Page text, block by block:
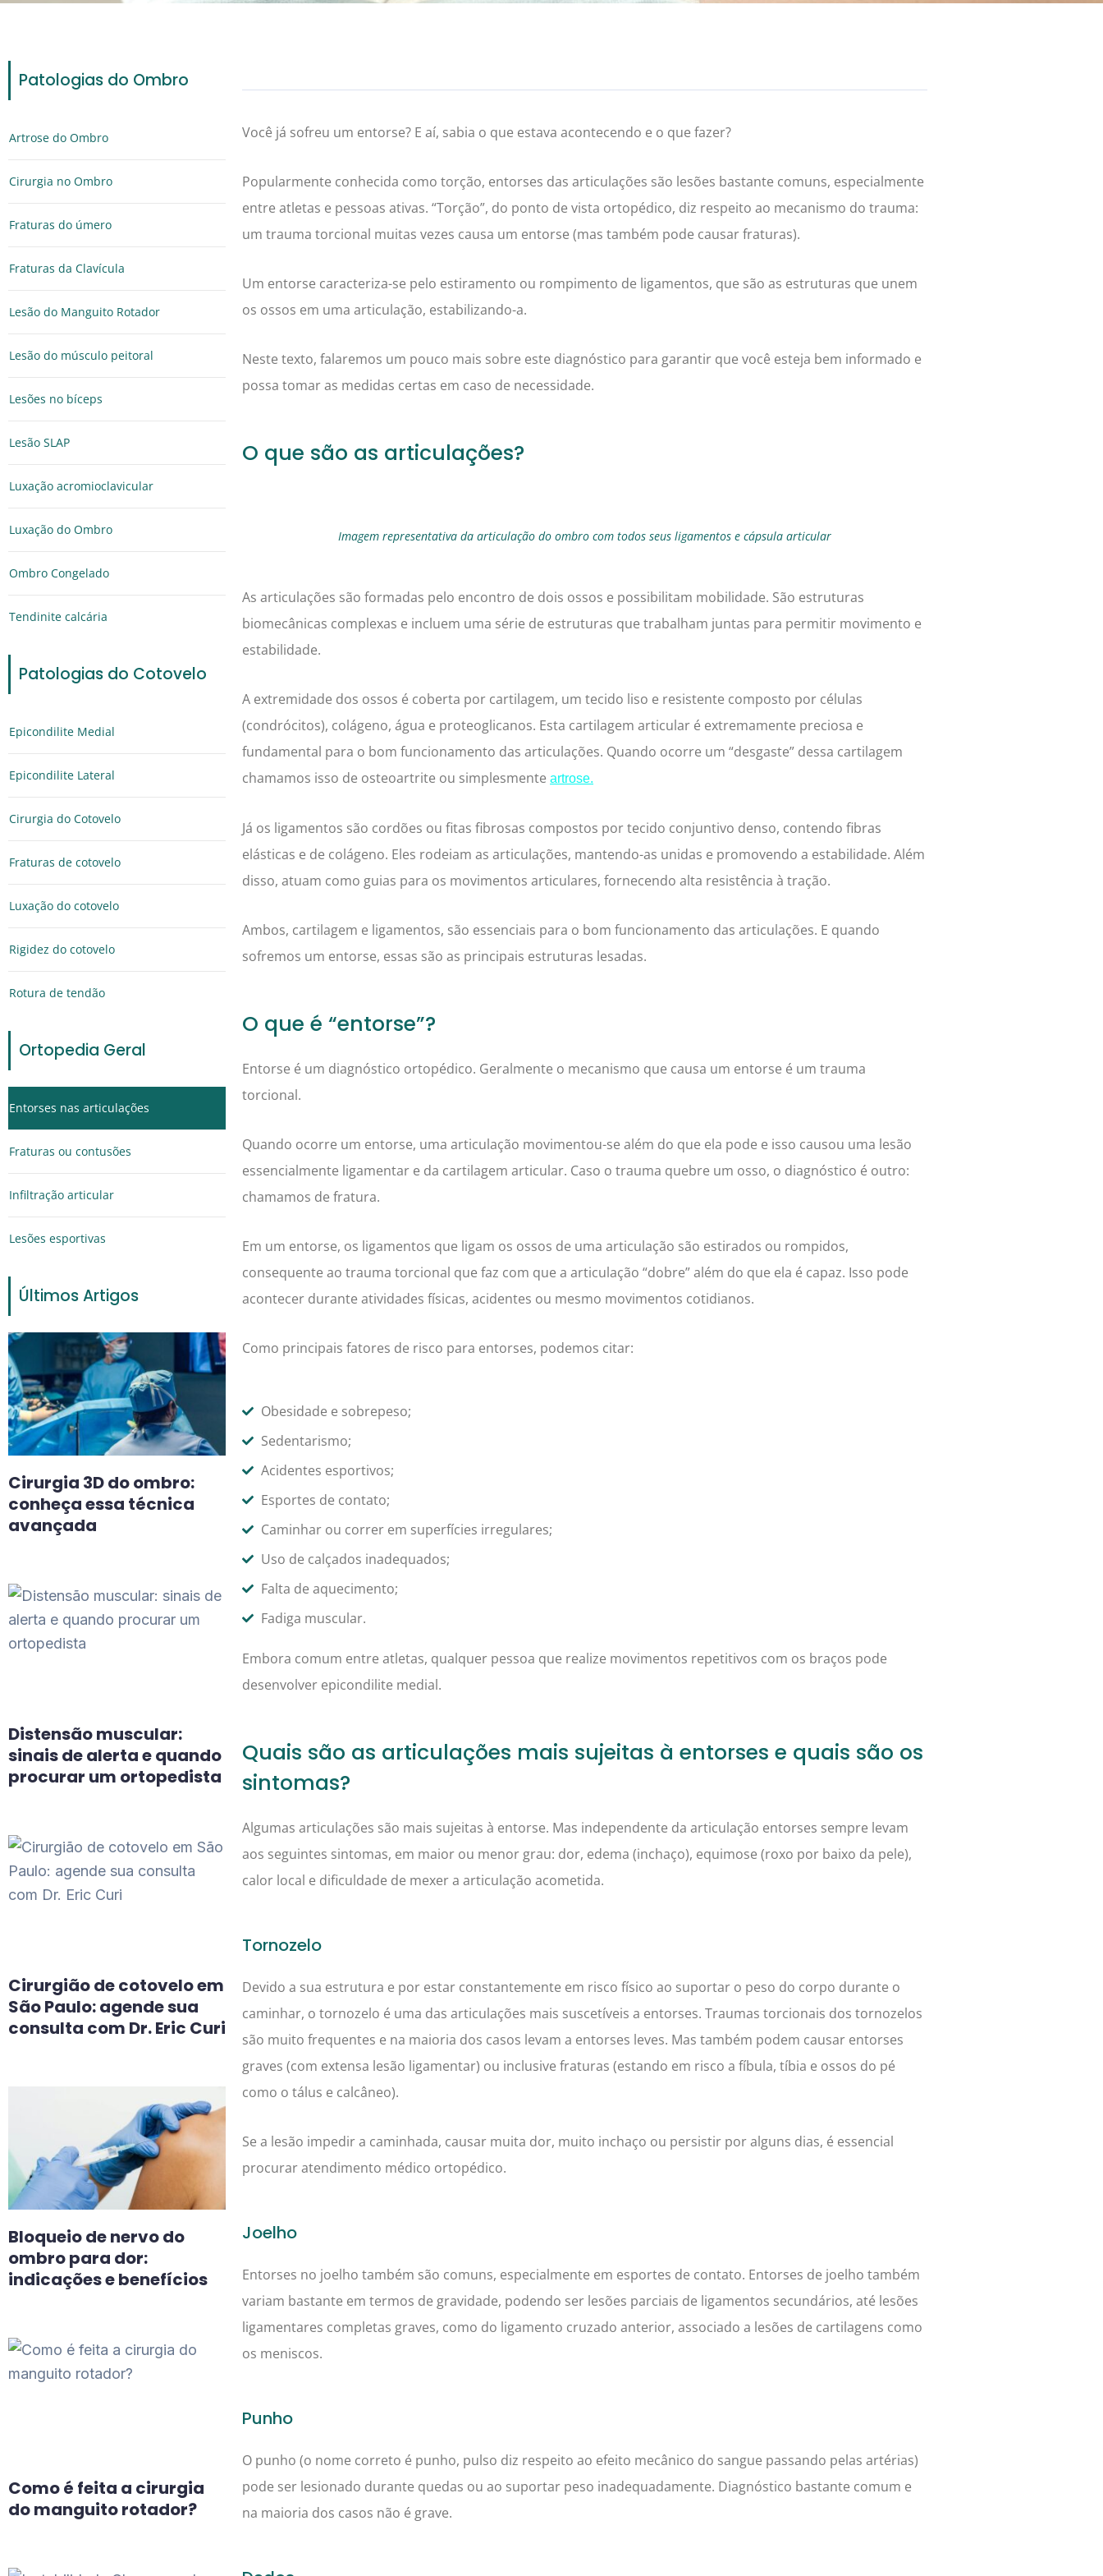
Patologias do Ombro
Artrose do Ombro
Cirurgia no Ombro
Fraturas do úmero
Fraturas da Clavícula
Lesão do Manguito Rotador
Lesão do músculo peitoral
Lesões no bíceps
Lesão SLAP
Luxação acromioclavicular
Luxação do Ombro
Ombro Congelado
Tendinite calcária
Patologias do Cotovelo
Epicondilite Medial
Epicondilite Lateral
Cirurgia do Cotovelo
Fraturas de cotovelo
Luxação do cotovelo
Rigidez do cotovelo
Rotura de tendão
Ortopedia Geral
Entorses nas articulações
Fraturas ou contusões
Infiltração articular
Lesões esportivas
Últimos Artigos
Cirurgia 3D do ombro:
conheça essa técnica
avançada
Distensão muscular:
sinais de alerta e quando
procurar um ortopedista
Cirurgião de cotovelo em
São Paulo: agende sua
consulta com Dr. Eric Curi
Bloqueio de nervo do
ombro para dor:
indicações e benefícios
Como é feita a cirurgia
do manguito rotador?
Você já sofreu um entorse? E aí, sabia o que estava acontecendo e o que fazer?
Popularmente conhecida como torção, entorses das articulações são lesões bastante comuns, especialmente
entre atletas e pessoas ativas. “Torção”, do ponto de vista ortopédico, diz respeito ao mecanismo do trauma:
um trauma torcional muitas vezes causa um entorse (mas também pode causar fraturas).
Um entorse caracteriza-se pelo estiramento ou rompimento de ligamentos, que são as estruturas que unem
os ossos em uma articulação, estabilizando-a.
Neste texto, falaremos um pouco mais sobre este diagnóstico para garantir que você esteja bem informado e
possa tomar as medidas certas em caso de necessidade.
O que são as articulações?
Imagem representativa da articulação do ombro com todos seus ligamentos e cápsula articular
As articulações são formadas pelo encontro de dois ossos e possibilitam mobilidade. São estruturas
biomecânicas complexas e incluem uma série de estruturas que trabalham juntas para permitir movimento e
estabilidade.
A extremidade dos ossos é coberta por cartilagem, um tecido liso e resistente composto por células
(condrócitos), colágeno, água e proteoglicanos. Esta cartilagem articular é extremamente preciosa e
fundamental para o bom funcionamento das articulações. Quando ocorre um “desgaste” dessa cartilagem
chamamos isso de osteoartrite ou simplesmente artrose.
Já os ligamentos são cordões ou fitas fibrosas compostos por tecido conjuntivo denso, contendo fibras
elásticas e de colágeno. Eles rodeiam as articulações, mantendo-as unidas e promovendo a estabilidade. Além
disso, atuam como guias para os movimentos articulares, fornecendo alta resistência à tração.
Ambos, cartilagem e ligamentos, são essenciais para o bom funcionamento das articulações. E quando
sofremos um entorse, essas são as principais estruturas lesadas.
O que é “entorse”?
Entorse é um diagnóstico ortopédico. Geralmente o mecanismo que causa um entorse é um trauma
torcional.
Quando ocorre um entorse, uma articulação movimentou-se além do que ela pode e isso causou uma lesão
essencialmente ligamentar e da cartilagem articular. Caso o trauma quebre um osso, o diagnóstico é outro:
chamamos de fratura.
Em um entorse, os ligamentos que ligam os ossos de uma articulação são estirados ou rompidos,
consequente ao trauma torcional que faz com que a articulação “dobre” além do que ela é capaz. Isso pode
acontecer durante atividades físicas, acidentes ou mesmo movimentos cotidianos.
Como principais fatores de risco para entorses, podemos citar:
Obesidade e sobrepeso;
Sedentarismo;
Acidentes esportivos;
Esportes de contato;
Caminhar ou correr em superfícies irregulares;
Uso de calçados inadequados;
Falta de aquecimento;
Fadiga muscular.
Embora comum entre atletas, qualquer pessoa que realize movimentos repetitivos com os braços pode
desenvolver epicondilite medial.
Quais são as articulações mais sujeitas à entorses e quais são os
sintomas?
Algumas articulações são mais sujeitas à entorse. Mas independente da articulação entorses sempre levam
aos seguintes sintomas, em maior ou menor grau: dor, edema (inchaço), equimose (roxo por baixo da pele),
calor local e dificuldade de mexer a articulação acometida.
Tornozelo
Devido a sua estrutura e por estar constantemente em risco físico ao suportar o peso do corpo durante o
caminhar, o tornozelo é uma das articulações mais suscetíveis a entorses. Traumas torcionais dos tornozelos
são muito frequentes e na maioria dos casos levam a entorses leves. Mas também podem causar entorses
graves (com extensa lesão ligamentar) ou inclusive fraturas (estando em risco a fíbula, tíbia e ossos do pé
como o tálus e calcâneo).
Se a lesão impedir a caminhada, causar muita dor, muito inchaço ou persistir por alguns dias, é essencial
procurar atendimento médico ortopédico.
Joelho
Entorses no joelho também são comuns, especialmente em esportes de contato. Entorses de joelho também
variam bastante em termos de gravidade, podendo ser lesões parciais de ligamentos secundários, até lesões
ligamentares completas graves, como do ligamento cruzado anterior, associado a lesões de cartilagens como
os meniscos.
Punho
O punho (o nome correto é punho, pulso diz respeito ao efeito mecânico do sangue passando pelas artérias)
pode ser lesionado durante quedas ou ao suportar peso inadequadamente. Diagnóstico bastante comum e
na maioria dos casos não é grave.